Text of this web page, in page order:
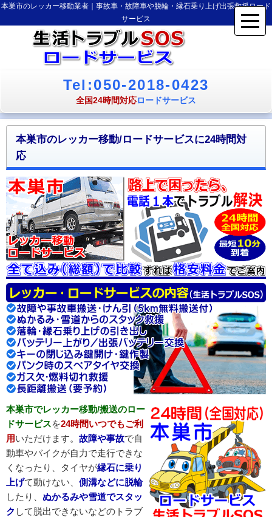
本巣市のレッカー移動業者｜事故車・故障車や脱輪・縁石乗り上げ出張救援ロード
サービス
Tel:050-2018-0423
全国24時間対応ロードサービス
本巣市のレッカー移動/ロードサービスに24時間対
応
本巣市でレッカー移動/搬送のロー
ドサービスを24時間いつでもご利
用いただけます。 故障や事故で自
動車やバイクが自力で走行できな
くなったり、タイヤが縁石に乗り
上げて動けない、 側溝などに脱輪
したり、 ぬかるみや雪道でスタッ
ク して脱出できないなどのトラブ